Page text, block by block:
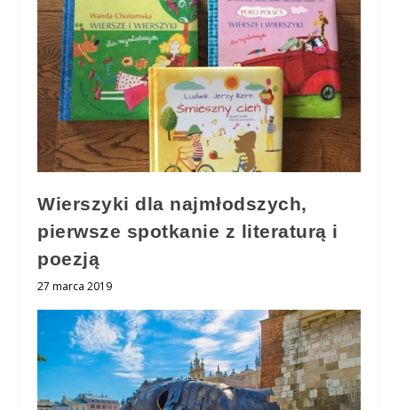
Wierszyki dla najmłodszych,
pierwsze spotkanie z literaturą i
poezją
27 marca 2019